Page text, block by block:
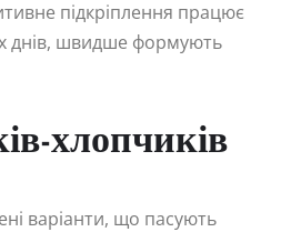
підкріплення працює
днів, швидше формують
хлопчиків
варіанти, що пасують